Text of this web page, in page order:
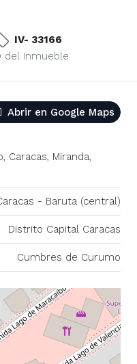
IV- 33166
del Inmueble
Abrir en Google Maps
Caracas, Miranda,
- Baruta (central)
Distrito Capital Caracas
Cumbres de Curumo